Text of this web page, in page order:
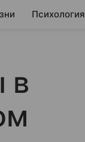
Психология
в